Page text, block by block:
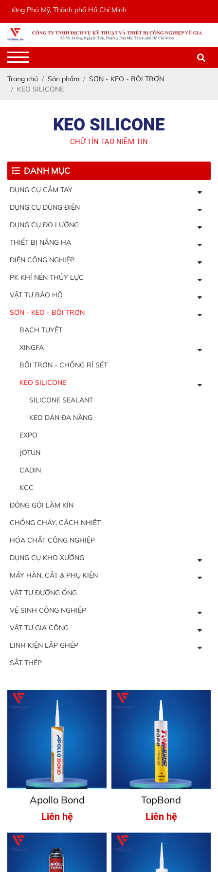
Phú Mỹ, Thành phố Hồ Chí Minh
Trang chủ Sản phẩm
SƠN - KEO - BÔI TRƠN
KEO SILICONE
KEO SILICONE
CHỮ TÍN TẠO NIỀM TIN
DANH MỤC
DỤNG CỤ CẦM TAY
DỤNG CỤ DÙNG ĐIỆN
DỤNG CỤ ĐO LƯỜNG
THIẾT BỊ NÂNG HẠ
ĐIỆN CÔNG NGHIỆP
PK KHÍ NÉN THỦY LỰC
VẬT TƯ BẢO HỘ
SƠN - KEO - BÔI TRƠN
BẠCH TUYẾT
XINGFA
BÔI TRƠN - CHỐNG RỈ SÉT
KEO SILICONE
SILICONE SEALANT
KEO DÁN ĐA NĂNG
EXPO
JOTUN
CADIN
KCC
ĐÓNG GÓI LÀM KÍN
CHỐNG CHÁY, CÁCH NHIỆT
HÓA CHẤT CÔNG NGHIỆP
DỤNG CỤ KHO XƯỞNG
MÁY HÀN, CẮT & PHỤ KIỆN
VẬT TƯ ĐƯỜNG ỐNG
VỆ SINH CÔNG NGHIỆP
VẬT TƯ GIA CÔNG
LINH KIỆN LẮP GHÉP
SẮT THÉP
Apollo Bond
Liên hệ
TopBond
Liên hệ